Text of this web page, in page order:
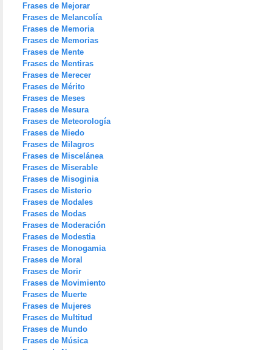
Frases de Mejorar
Frases de Melancolía
Frases de Memoria
Frases de Memorias
Frases de Mente
Frases de Mentiras
Frases de Merecer
Frases de Mérito
Frases de Meses
Frases de Mesura
Frases de Meteorología
Frases de Miedo
Frases de Milagros
Frases de Miscelánea
Frases de Miserable
Frases de Misoginia
Frases de Misterio
Frases de Modales
Frases de Modas
Frases de Moderación
Frases de Modestia
Frases de Monogamia
Frases de Moral
Frases de Morir
Frases de Movimiento
Frases de Muerte
Frases de Mujeres
Frases de Multitud
Frases de Mundo
Frases de Música